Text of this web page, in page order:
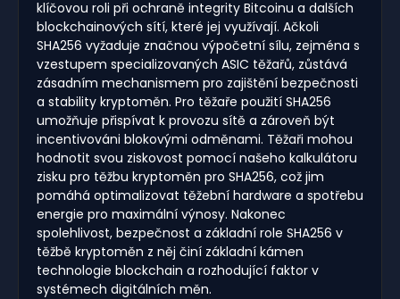
klíčovou roli při ochraně integrity Bitcoinu a dalších
blockchainových sítí, které jej využívají. Ačkoli
SHA256 vyžaduje značnou výpočetní sílu, zejména s
vzestupem specializovaných ASIC těžařů, zůstává
zásadním mechanismem pro zajištění bezpečnosti
a stability kryptoměn. Pro těžaře použití SHA256
umožňuje přispívat k provozu sítě a zároveň být
incentivováni blokovými odměnami. Těžaři mohou
hodnotit svou ziskovost pomocí našeho kalkulátoru
zisku pro těžbu kryptoměn pro SHA256, což jim
pomáhá optimalizovat těžební hardware a spotřebu
energie pro maximální výnosy. Nakonec
spolehlivost, bezpečnost a základní role SHA256 v
těžbě kryptoměn z něj činí základní kámen
technologie blockchain a rozhodující faktor v
systémech digitálních měn.